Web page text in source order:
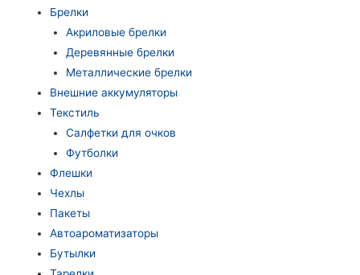
Брелки
Акриловые брелки
Деревянные брелки
Металлические брелки
Внешние аккумуляторы
Текстиль
Салфетки для очков
Футболки
Флешки
Чехлы
Пакеты
Автоароматизаторы
Бутылки